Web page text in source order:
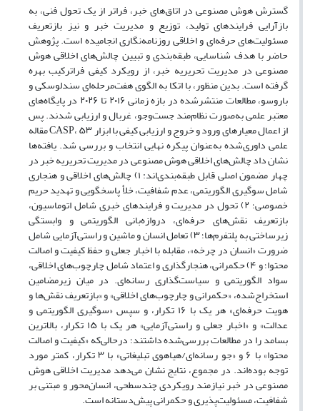
گسترش هوش مصنوعی در اتاق‌های خبر، فراتر از یک تحول فنی، به
بازآرایی فرایندهای تولید، توزیع و مدیریت خبر و نیز بازتعریف
مسئولیت‌های حرفه‌ای و اخلاقی روزنامه‌نگاری انجامیده است. پژوهش
حاضر با هدف شناسایی، طبقه‌بندی و تبیین چالش‌های اخلاقی هوش
مصنوعی در مدیریت تحریریه خبر، از رویکرد کیفی فراترکیب بهره
گرفته است. بدین منظور، با اتکا به الگوی هفت‌مرحله‌ای سندلوسکی و
باروسو، مطالعات منتشرشده در بازه زمانی ۲۰۱۶ تا ۲۰۲۶ در پایگاه‌های
معتبر علمی به‌صورت نظام‌مند جست‌وجو، غربال و ارزیابی شدند. پس
از اعمال معیارهای ورود و خروج و ارزیابی کیفی با ابزار CASP، ۵۳ مقاله
علمی داوری‌شده به‌عنوان پیکره نهایی انتخاب و بررسی شد. یافته‌ها
نشان داد چالش‌های اخلاقی هوش مصنوعی در مدیریت تحریریه خبر در
چهار مضمون اصلی قابل طبقه‌بندی‌اند: ۱) چالش‌های اخلاقی و هنجاری
شامل سوگیری الگوریتمی، عدم شفافیت، خلأ پاسخگویی و تهدید حریم
خصوصی؛ ۲) تحول در مدیریت و فرایندهای خبری شامل اتوماسیون،
بازتعریف نقش‌های حرفه‌ای، دروازه‌بانی الگوریتمی و وابستگی
زیرساختی به پلتفرم‌ها؛ ۳) تعامل انسان و ماشین و راستی‌آزمایی شامل
ضرورت «انسان در چرخه»، مقابله با اخبار جعلی و حفظ کیفیت و اصالت
محتوا؛ و ۴) حکمرانی، هنجارگذاری و اعتماد شامل چارچوب‌های اخلاقی،
سواد الگوریتمی و سیاست‌گذاری رسانه‌ای. در میان زیرمضامین
استخراج‌شده، «حکمرانی و چارچوب‌های اخلاقی» و «بازتعریف نقش‌ها و
هویت حرفه‌ای» هر یک با ۱۶ تکرار، و سپس «سوگیری الگوریتمی و
عدالت» و «اخبار جعلی و راستی‌آزمایی» هر یک با ۱۵ تکرار، بالاترین
بسامد را در مطالعات بررسی‌شده داشتند؛ درحالی‌که «کیفیت و اصالت
محتوا» با ۶ و «جو رسانه‌ای/هیاهوی تبلیغاتی» با ۳ تکرار، کمتر مورد
توجه بوده‌اند. در مجموع، نتایج نشان می‌دهد مدیریت اخلاقی هوش
مصنوعی در خبر نیازمند رویکردی چندسطحی، انسان‌محور و مبتنی بر
شفافیت، مسئولیت‌پذیری و حکمرانی پیش‌دستانه است.